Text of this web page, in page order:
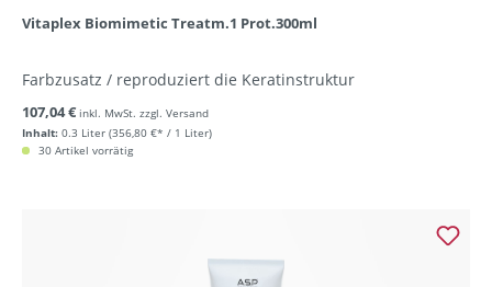
Vitaplex Biomimetic Treatm.1 Prot.300ml
Farbzusatz / reproduziert die Keratinstruktur
Inhalt: 0.3 Liter (356,80 €* / 1 Liter)
107,04 € inkl. MwSt. zzgl. Versand
30 Artikel vorrätig